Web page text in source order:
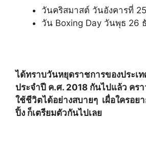
วันคริสมาสต์ วันอังคารที่
วัน Boxing Day วันพุธ 26
ได้ทราบวันหยุดราชการของประเท
ประจำปี ค.ศ. 2018 กันไปแล้ว คร
ใช้ชีวิตได้อย่างสบายๆ เผื่อใครอย
ปิ้ง ก็เตรียมตัวกันไปเลย